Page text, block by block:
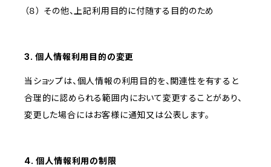
（８） その他、上記利用目的に付随する目的のため
3. 個人情報利用目的の変更
当ショップは、個人情報の利用目的を、関連性を有すると
合理的に認められる範囲内において変更することがあり、
変更した場合にはお客様に通知又は公表します。
4. 個人情報利用の制限